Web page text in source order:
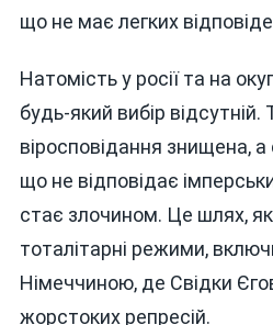
що не має легких
Натомість у росії та на
будь-який вибір
віросповідання знищена, а
що не відповідає
стає злочином. Це шлях,
тоталітарні режими,
Німеччиною, де Свідки
жорстоких репресій.